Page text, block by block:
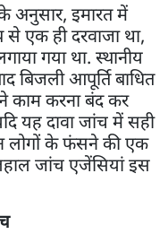
अनुसार, इमारत में
एक ही दरवाजा था,
गया था. स्थानीय
बिजली आपूर्ति बाधित
काम करना बंद कर
यह दावा जांच में सही
लोगों के फंसने की एक
जांच एजेंसियां इस